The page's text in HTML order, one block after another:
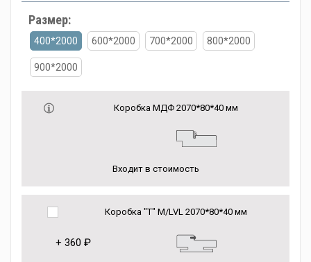
Размер:
400*2000 600*2000 700*2000 800*2000
900*2000
Коробка МДФ 2070*80*40 мм
Входит в стоимость
Коробка "Т" M/LVL 2070*80*40 мм
+ 360 ₽